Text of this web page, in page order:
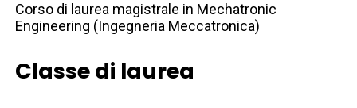
Corso di laurea magistrale in Mechatronic
Engineering (Ingegneria Meccatronica)
Classe di laurea